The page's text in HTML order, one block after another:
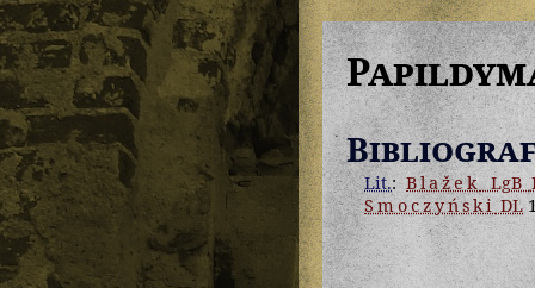
Lit.:BlažekLgB
SmoczyńskiDL